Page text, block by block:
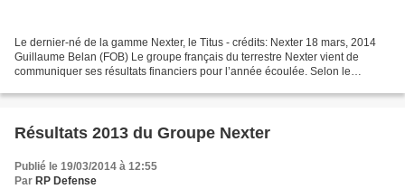
Le dernier-né de la gamme Nexter, le Titus - crédits: Nexter 18 mars, 2014
Guillaume Belan (FOB) Le groupe français du terrestre Nexter vient de
communiquer ses résultats financiers pour l’année écoulée. Selon le
Résultats 2013 du Groupe Nexter
Publié le 19/03/2014 à 12:55
Par RP Defense